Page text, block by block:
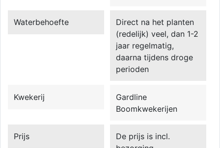
Waterbehoefte
Direct na het planten
(redelijk) veel, dan 1-2
jaar regelmatig,
daarna tijdens droge
perioden
Kwekerij
Gardline
Boomkwekerijen
Prijs
De prijs is incl.